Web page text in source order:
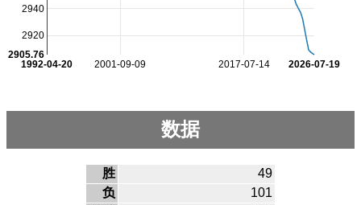
2001-09-09 2017-07-14
1992-04-20 2026-07-19
2920
2940
2905.76
数据
胜
49
负
101